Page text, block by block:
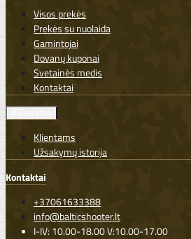
Visos prekės
Prekės su nuolaida
Gamintojai
Dovanų kuponai
Svetainės medis
Kontaktai
Klientams
Užsakymų istorija
Kontaktai
+37061633388
info@balticshooter.lt
I-IV: 10.00-18.00 V:10.00-17.00